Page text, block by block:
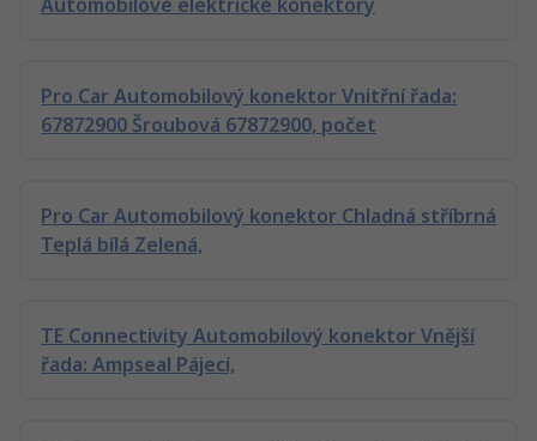
Pro Car Automobilový konektor Vnitřní řada:
67872900 Šroubová 67872900, počet
Pro Car Automobilový konektor Chladná stříbrná
Teplá bílá Zelená,
TE Connectivity Automobilový konektor Vnější
řada: Ampseal Pájecí,